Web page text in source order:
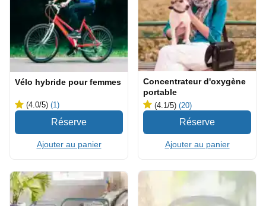
Vélo hybride pour femmes
(4.0/5) (1)
Ajouter au panier
Concentrateur d'oxygène
portable
(4.1/5) (20)
Ajouter au panier